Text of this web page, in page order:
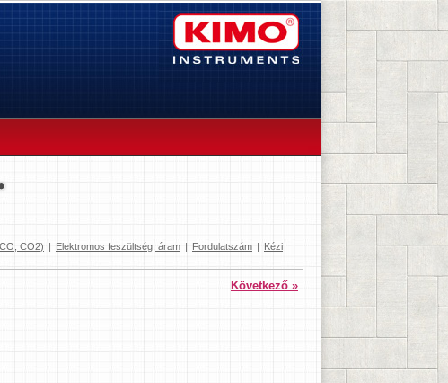
CO2) | Elektromos feszültség, áram | Fordulatszám | Kézi
Következő »